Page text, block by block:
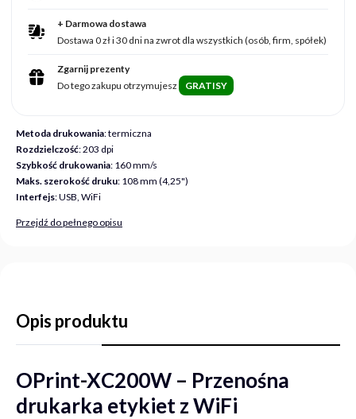
Metoda drukowania: termiczna
Rozdzielczość: 203 dpi
Szybkość drukowania: 160 mm/s
Maks. szerokość druku: 108 mm (4,25")
Interfejs: USB, WiFi
Przejdź do pełnego opisu
+ Darmowa dostawa
Dostawa 0 zł i 30 dni na zwrot dla wszystkich (osób, firm, spółek)
Zgarnij prezenty
Do tego zakupu otrzymujesz
GRATISY
Opis produktu
OPrint-XC200W – Przenośna
drukarka etykiet z WiFi